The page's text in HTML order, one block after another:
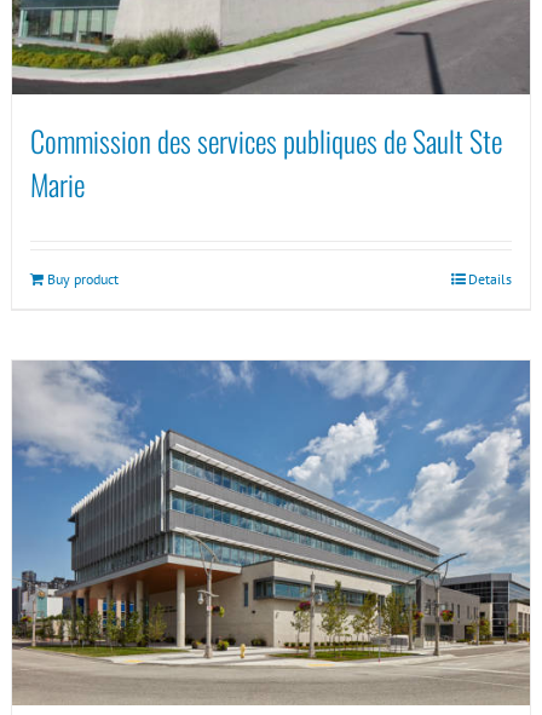
Commission des services publiques de Sault Ste
Marie
Buy product Details